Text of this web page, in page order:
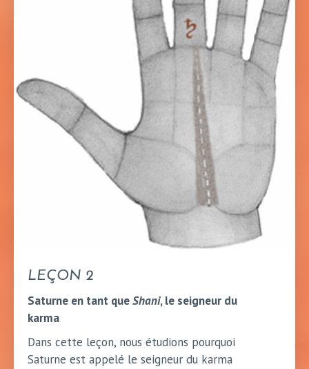
LEÇON 2
Saturne en tant queShani, le seigneur du
karma
Dans cette leçon, nous étudions pourquoi
Saturne est appelé le seigneur du karma